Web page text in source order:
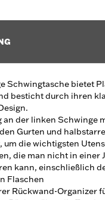
Schwingtasche bietet
besticht durch ihren
an der linken Schwinge
Gurten und
um die wichtigsten
die man nicht in einer
kann, einschließlich
Flaschen
Rückwand-Organizer